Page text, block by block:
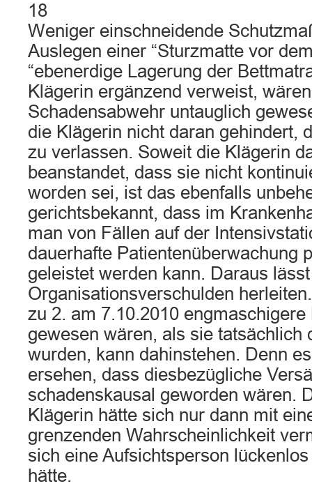
18
Weniger einschneidende
Auslegen einer “Sturzmatte vor
“ebenerdige Lagerung der
Klägerin ergänzend verweist,
Schadensabwehr untauglich
die Klägerin nicht daran gehindert,
zu verlassen. Soweit die Klägerin
beanstandet, dass sie nicht
worden sei, ist das ebenfalls
gerichtsbekannt, dass im
man von Fällen auf der
dauerhafte Patientenüberwachung
geleistet werden kann. Daraus
Organisationsverschulden
zu 2. am 7.10.2010
gewesen wären, als sie tatsächlich
wurden, kann dahinstehen. Denn
ersehen, dass diesbezügliche
schadenskausal geworden wären.
Klägerin hätte sich nur dann mit
grenzenden Wahrscheinlichkeit
sich eine Aufsichtsperson
hätte.